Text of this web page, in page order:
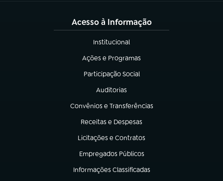
Acesso à Informação
Institucional
(abre em nova aba)
Ações e Programas
(abre em nova aba)
Participação Social
(abre em nova aba)
Auditorias
(abre em nova aba)
Convênios e Transferências
(abre em nova aba)
Receitas e Despesas
(abre em nova aba)
Licitações e Contratos
(abre em nova aba)
Empregados Públicos
(abre em nova aba)
Informações Classificadas
(abre em nova aba)